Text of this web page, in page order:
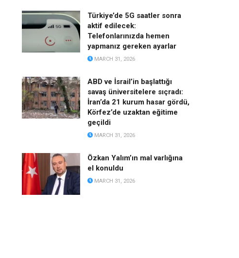
Türkiye’de 5G saatler sonra
aktif edilecek:
Telefonlarınızda hemen
yapmanız gereken ayarlar
MARCH 31, 2026
ABD ve İsrail’in başlattığı
savaş üniversitelere sıçradı:
İran’da 21 kurum hasar gördü,
Körfez’de uzaktan eğitime
geçildi
MARCH 31, 2026
Özkan Yalım’ın mal varlığına
el konuldu
MARCH 31, 2026